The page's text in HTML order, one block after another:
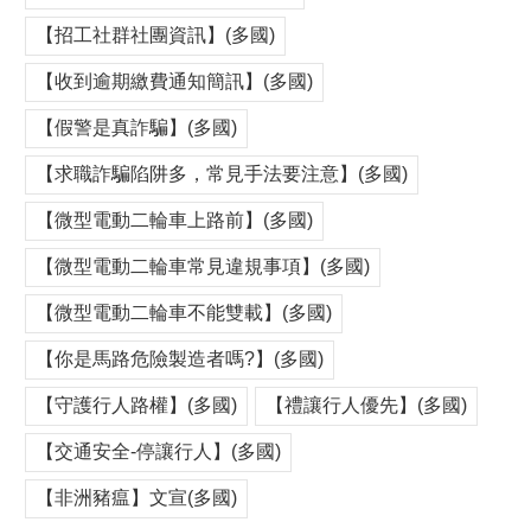
【招工社群社團資訊】(多國)
【收到逾期繳費通知簡訊】(多國)
【假警是真詐騙】(多國)
【求職詐騙陷阱多，常見手法要注意】(多國)
【微型電動二輪車上路前】(多國)
【微型電動二輪車常見違規事項】(多國)
【微型電動二輪車不能雙載】(多國)
【你是馬路危險製造者嗎?】(多國)
【守護行人路權】(多國) 【禮讓行人優先】(多國)
【交通安全-停讓行人】(多國)
【非洲豬瘟】文宣(多國)